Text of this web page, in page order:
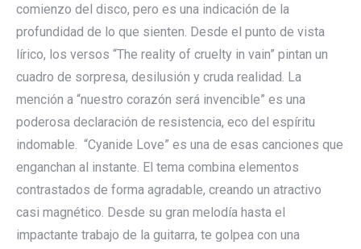
comienzo del disco, pero es una indicación de la
profundidad de lo que sienten. Desde el punto de vista
lírico, los versos “The reality of cruelty in vain” pintan un
cuadro de sorpresa, desilusión y cruda realidad. La
mención a “nuestro corazón será invencible” es una
poderosa declaración de resistencia, eco del espíritu
indomable. “Cyanide Love” es una de esas canciones que
enganchan al instante. El tema combina elementos
contrastados de forma agradable, creando un atractivo
casi magnético. Desde su gran melodía hasta el
impactante trabajo de la guitarra, te golpea con una